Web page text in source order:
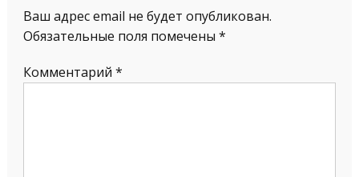
Ваш адрес email не будет опубликован.
Обязательные поля помечены *
Комментарий *